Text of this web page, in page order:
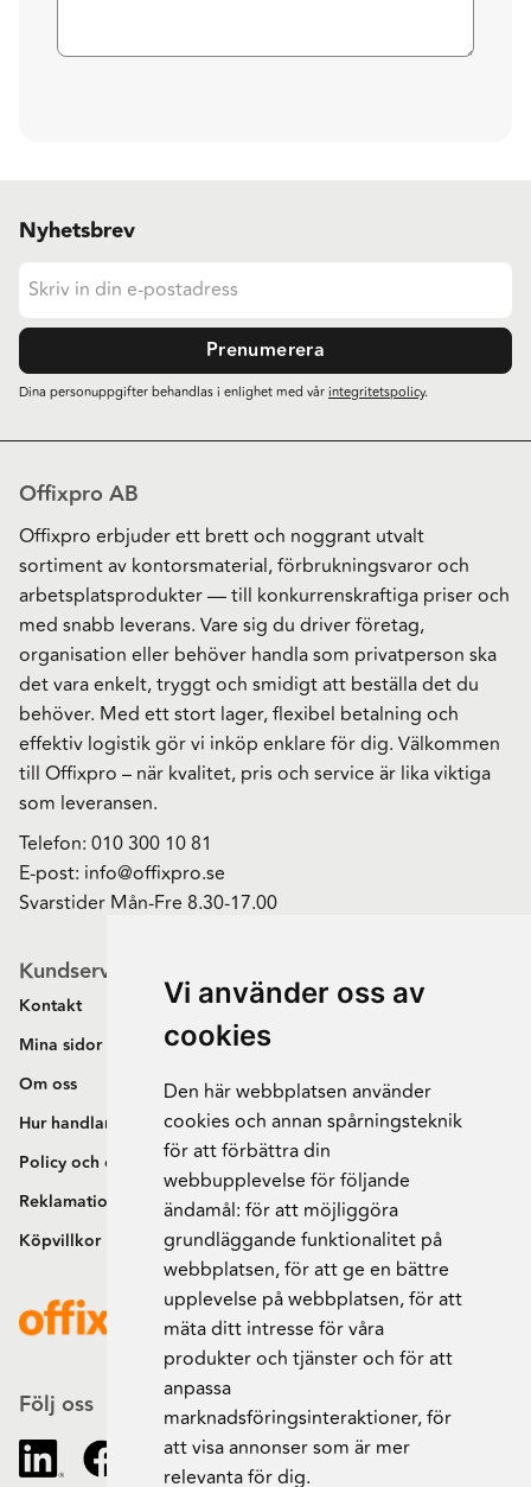
Vi använder oss av
cookies
Den här webbplatsen använder
cookies och annan spårningsteknik
för att förbättra din
webbupplevelse för följande
ändamål: för att möjliggöra
grundläggande funktionalitet på
webbplatsen,för att ge en bättre
upplevelse på webbplatsen,för att
mäta ditt intresse för våra
produkter och tjänster och för att
anpassa
marknadsföringsinteraktioner,för
att visa annonser som är mer
relevanta för dig.
Nyhetsbrev
Prenumerera
Dina personuppgifter behandlas i enlighet med vårintegritetspolicy.
Offixpro AB
Offixpro erbjuder ett brett och noggrant utvalt
sortiment av kontorsmaterial, förbrukningsvaror och
arbetsplatsprodukter — till konkurrenskraftiga priser och
med snabb leverans. Vare sig du driver företag,
organisation eller behöver handla som privatperson ska
det vara enkelt, tryggt och smidigt att beställa det du
behöver. Med ett stort lager, flexibel betalning och
effektiv logistik gör vi inköp enklare för dig. Välkommen
till Offixpro – när kvalitet, pris och service är lika viktiga
som leveransen.
Telefon: 010 300 10 81
E-post: info@offixpro.se
Svarstider Mån-Fre 8.30-17.00
Kundservice
Kontakt
Mina sidor
Om oss
Hur handlar jag?
Policy och cookies
Reklamation och retur
Köpvillkor
Följ oss